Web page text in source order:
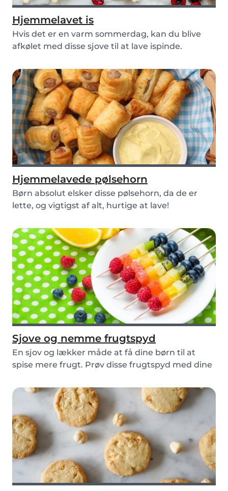
Hjemmelavet is
Hvis det er en varm sommerdag, kan du blive
afkølet med disse sjove til at lave ispinde.
Hjemmelavede pølsehorn
Børn absolut elsker disse pølsehorn, da de er
lette, og vigtigst af alt, hurtige at lave!
Sjove og nemme frugtspyd
En sjov og lækker måde at få dine børn til at
spise mere frugt. Prøv disse frugtspyd med dine